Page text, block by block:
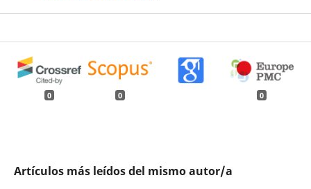
0 0 0
Artículos más leídos del mismo autor/a